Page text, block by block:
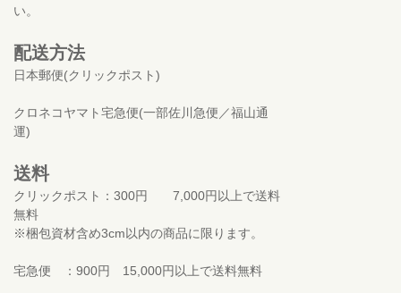
い。
配送方法
日本郵便(クリックポスト)
クロネコヤマト宅急便(一部佐川急便／福山通
運)
送料
クリックポスト：300円 7,000円以上で送料
無料
※梱包資材含め3cm以内の商品に限ります。
宅急便 ：900円 15,000円以上で送料無料